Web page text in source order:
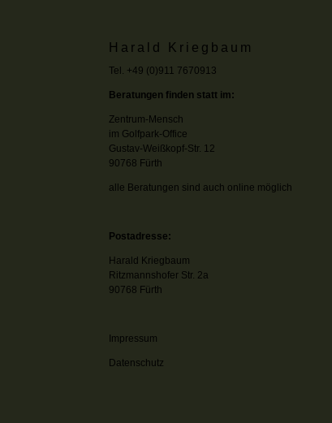
Harald Kriegbaum
Tel. +49 (0)911 7670913
Beratungen finden statt im:
Zentrum-Mensch
im Golfpark-Office
Gustav-Weißkopf-Str. 12
90768 Fürth
alle Beratungen sind auch online möglich
Postadresse:
Harald Kriegbaum
Ritzmannshofer Str. 2a
90768 Fürth
Impressum
Datenschutz